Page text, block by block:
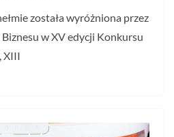
została wyróżniona przez
w XV edycji Konkursu
XIII